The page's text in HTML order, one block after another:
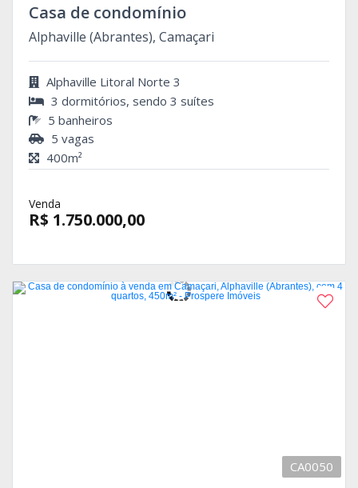
Casa de condomínio
Alphaville (Abrantes), Camaçari
Alphaville Litoral Norte 3
3 dormitórios, sendo 3 suítes
5 banheiros
5 vagas
400m²
Venda
R$ 1.750.000,00
CA0050